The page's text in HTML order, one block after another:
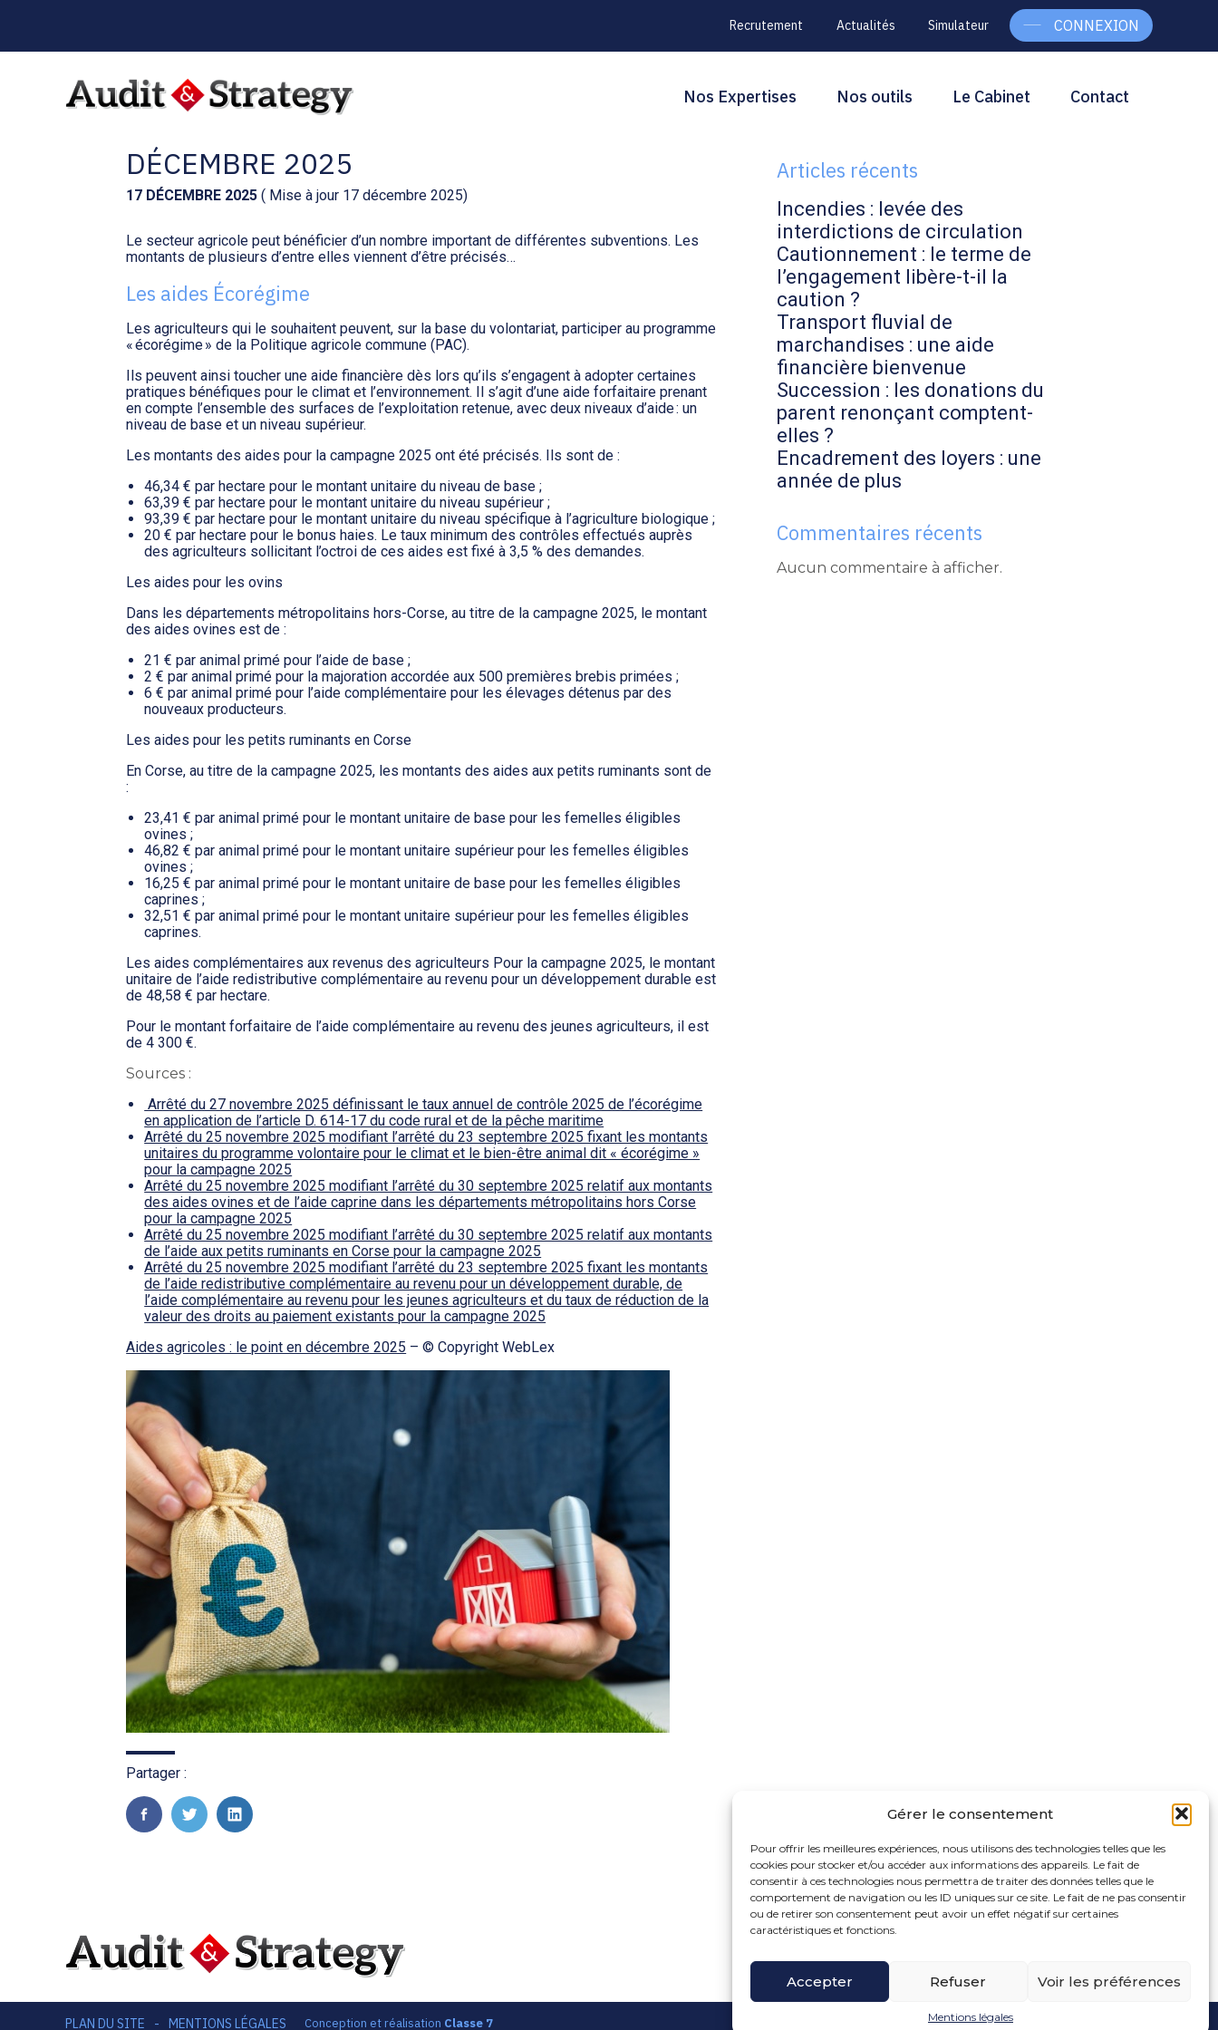
Gérer le consentement
Pour offrir les meilleures expériences, nous utilisons des technologies telles que les
cookies pour stocker et/ou accéder aux informations des appareils. Le fait de
consentir à ces technologies nous permettra de traiter des données telles que le
comportement de navigation ou les ID uniques sur ce site. Le fait de ne pas consentir
ou de retirer son consentement peut avoir un effet négatif sur certaines
caractéristiques et fonctions.
Accepter Refuser Voir les préférences
Mentions légales
sub-
header
Recrutement Actualités Simulateur CONNEXION
Aller
Principal
Nos Expertises Nos outils Le Cabinet Contact
DÉCEMBRE 2025
17 DÉCEMBRE 2025 ( Mise à jour 17 décembre 2025)
Le secteur agricole peut bénéficier d’un nombre important de différentes subventions. Les
montants de plusieurs d’entre elles viennent d’être précisés…
Les aides Écorégime
Les agriculteurs qui le souhaitent peuvent, sur la base du volontariat, participer au programme
« écorégime » de la Politique agricole commune (PAC).
Ils peuvent ainsi toucher une aide financière dès lors qu’ils s’engagent à adopter certaines
pratiques bénéfiques pour le climat et l’environnement. Il s’agit d’une aide forfaitaire prenant
en compte l’ensemble des surfaces de l’exploitation retenue, avec deux niveaux d’aide : un
niveau de base et un niveau supérieur.
Les montants des aides pour la campagne 2025 ont été précisés. Ils sont de :
46,34 € par hectare pour le montant unitaire du niveau de base ;
63,39 € par hectare pour le montant unitaire du niveau supérieur ;
93,39 € par hectare pour le montant unitaire du niveau spécifique à l’agriculture biologique ;
20 € par hectare pour le bonus haies. Le taux minimum des contrôles effectués auprès
des agriculteurs sollicitant l’octroi de ces aides est fixé à 3,5 % des demandes.
Les aides pour les ovins
Dans les départements métropolitains hors-Corse, au titre de la campagne 2025, le montant
des aides ovines est de :
21 € par animal primé pour l’aide de base ;
2 € par animal primé pour la majoration accordée aux 500 premières brebis primées ;
6 € par animal primé pour l’aide complémentaire pour les élevages détenus par des
nouveaux producteurs.
Les aides pour les petits ruminants en Corse
En Corse, au titre de la campagne 2025, les montants des aides aux petits ruminants sont de
:
23,41 € par animal primé pour le montant unitaire de base pour les femelles éligibles
ovines ;
46,82 € par animal primé pour le montant unitaire supérieur pour les femelles éligibles
ovines ;
16,25 € par animal primé pour le montant unitaire de base pour les femelles éligibles
caprines ;
32,51 € par animal primé pour le montant unitaire supérieur pour les femelles éligibles
caprines.
Les aides complémentaires aux revenus des agriculteurs Pour la campagne 2025, le montant
unitaire de l’aide redistributive complémentaire au revenu pour un développement durable est
de 48,58 € par hectare.
Pour le montant forfaitaire de l’aide complémentaire au revenu des jeunes agriculteurs, il est
de 4 300 €.
Sources :
Arrêté du 27 novembre 2025 définissant le taux annuel de contrôle 2025 de l’écorégime
en application de l’article D. 614-17 du code rural et de la pêche maritime
Arrêté du 25 novembre 2025 modifiant l’arrêté du 23 septembre 2025 fixant les montants
unitaires du programme volontaire pour le climat et le bien-être animal dit « écorégime »
pour la campagne 2025
Arrêté du 25 novembre 2025 modifiant l’arrêté du 30 septembre 2025 relatif aux montants
des aides ovines et de l’aide caprine dans les départements métropolitains hors Corse
pour la campagne 2025
Arrêté du 25 novembre 2025 modifiant l’arrêté du 30 septembre 2025 relatif aux montants
de l’aide aux petits ruminants en Corse pour la campagne 2025
Arrêté du 25 novembre 2025 modifiant l’arrêté du 23 septembre 2025 fixant les montants
de l’aide redistributive complémentaire au revenu pour un développement durable, de
l’aide complémentaire au revenu pour les jeunes agriculteurs et du taux de réduction de la
valeur des droits au paiement existants pour la campagne 2025
Aides agricoles : le point en décembre 2025 – © Copyright WebLex
Partager :
FaceBook
TwitterLinkedIn
Blog
Rechercher
Articles récents
Incendies : levée des
interdictions de circulation
Cautionnement : le terme de
l’engagement libère-t-il la
caution ?
Transport fluvial de
marchandises : une aide
financière bienvenue
Succession : les donations du
parent renonçant comptent-
elles ?
Encadrement des loyers : une
année de plus
Commentaires récents
Aucun commentaire à afficher.
Footer
Principale
PLAN DU SITE MENTIONS LÉGALES Conception et réalisation Classe 7